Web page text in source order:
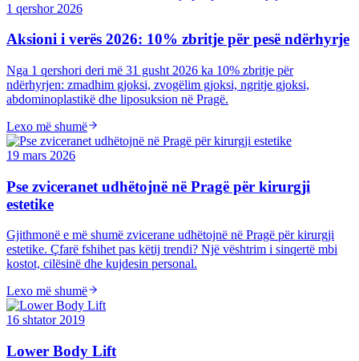
1 qershor 2026
Aksioni i verës 2026: 10% zbritje për pesë ndërhyrje
Nga 1 qershori deri më 31 gusht 2026 ka 10% zbritje për
ndërhyrjen: zmadhim gjoksi, zvogëlim gjoksi, ngritje gjoksi,
abdominoplastikë dhe liposuksion në Pragë.
Lexo më shumë
19 mars 2026
Pse zviceranet udhëtojnë në Pragë për kirurgji
estetike
Gjithmonë e më shumë zvicerane udhëtojnë në Pragë për kirurgji
estetike. Çfarë fshihet pas këtij trendi? Një vështrim i sinqertë mbi
kostot, cilësinë dhe kujdesin personal.
Lexo më shumë
16 shtator 2019
Lower Body Lift